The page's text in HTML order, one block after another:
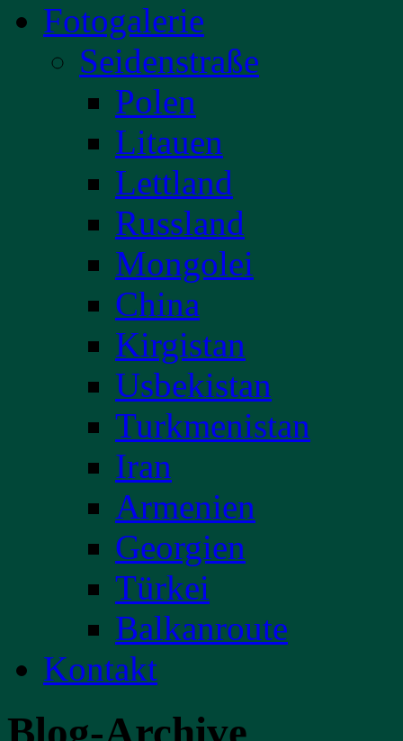
Fotogalerie
Seidenstraße
Polen
Litauen
Lettland
Russland
Mongolei
China
Kirgistan
Usbekistan
Turkmenistan
Iran
Armenien
Georgien
Türkei
Balkanroute
Kontakt